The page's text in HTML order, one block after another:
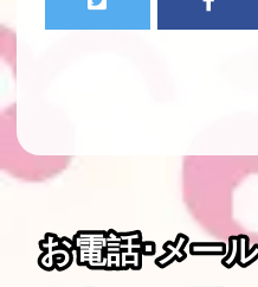
お電話･メー
お電話･メー